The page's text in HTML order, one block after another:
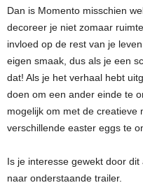
Dan is Momento misschien
decoreer je niet zomaar
invloed op de rest van je
eigen smaak, dus als je een
dat! Als je het verhaal hebt
doen om een ander einde te
mogelijk om met de creatieve
verschillende easter eggs te
Is je interesse gewekt door
naar onderstaande trailer.